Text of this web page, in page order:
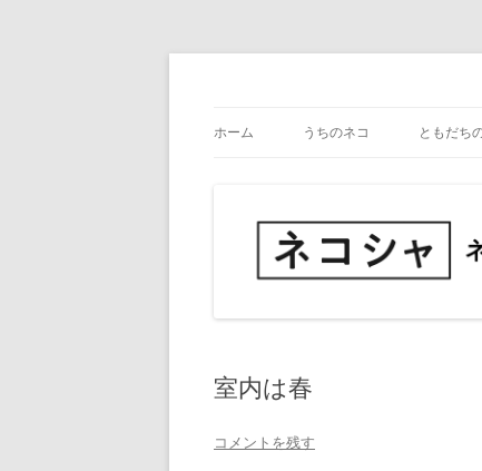
へ
ホーム うちのネコ ともだち
室内は春
コメントを残す